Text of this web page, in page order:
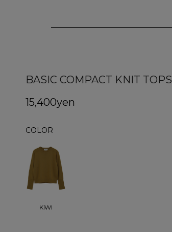
BASIC COMPACT KNIT TOPS
15,400yen
COLOR
KIWI